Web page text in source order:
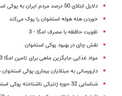
دلایل ابتلای 50 درصد مردم ایران به پوکی استخوان
خوردن هله هوله استخوان را پوک می‌کند
تقویت حافظه با مصرف امگا - 3
نقش چای در بهبود پوکی استخوان
مواد غذایی جایگزین ماهی برای تامین امگا 3 بدن
دارورسانی به مبتلایان بیماری پوکی استخوان
شناسایی 32 حوزه ژنتیکی ناشناخته پوکی استخوان